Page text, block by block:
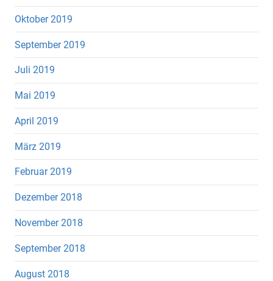
Oktober 2019
September 2019
Juli 2019
Mai 2019
April 2019
März 2019
Februar 2019
Dezember 2018
November 2018
September 2018
August 2018